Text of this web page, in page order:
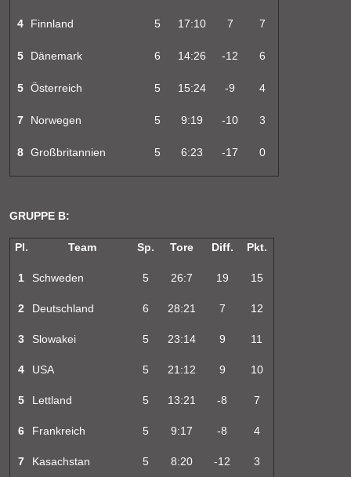
4 Finnland 5 17:10 7 7
5 Dänemark 6 14:26 -12 6
5 Österreich 5 15:24 -9 4
7 Norwegen 5 9:19 -10 3
8 Großbritannien 5 6:23 -17 0
GRUPPE B:
Pl. Team Sp. Tore Diff. Pkt.
1 Schweden 5 26:7 19 15
2 Deutschland 6 28:21 7 12
3 Slowakei 5 23:14 9 11
4 USA 5 21:12 9 10
5 Lettland 5 13:21 -8 7
6 Frankreich 5 9:17 -8 4
7 Kasachstan 5 8:20 -12 3